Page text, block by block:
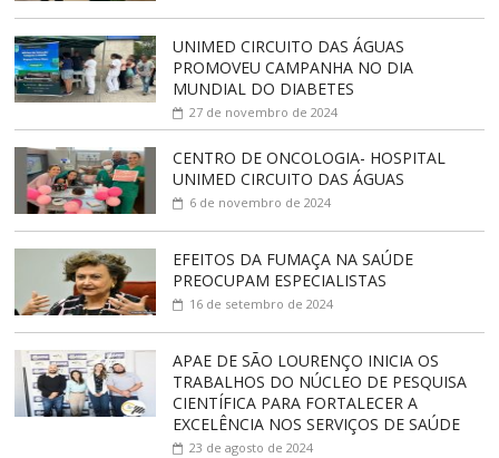
UNIMED CIRCUITO DAS ÁGUAS
PROMOVEU CAMPANHA NO DIA
MUNDIAL DO DIABETES
27 de novembro de 2024
CENTRO DE ONCOLOGIA- HOSPITAL
UNIMED CIRCUITO DAS ÁGUAS
6 de novembro de 2024
EFEITOS DA FUMAÇA NA SAÚDE
PREOCUPAM ESPECIALISTAS
16 de setembro de 2024
APAE DE SÃO LOURENÇO INICIA OS
TRABALHOS DO NÚCLEO DE PESQUISA
CIENTÍFICA PARA FORTALECER A
EXCELÊNCIA NOS SERVIÇOS DE SAÚDE
23 de agosto de 2024